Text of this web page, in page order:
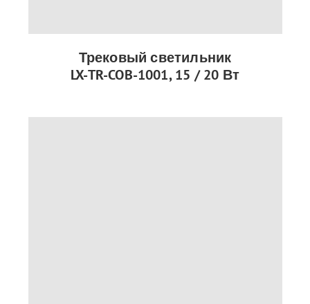
Трековый светильник
LX-TR-COB-1001, 15 / 20 Вт